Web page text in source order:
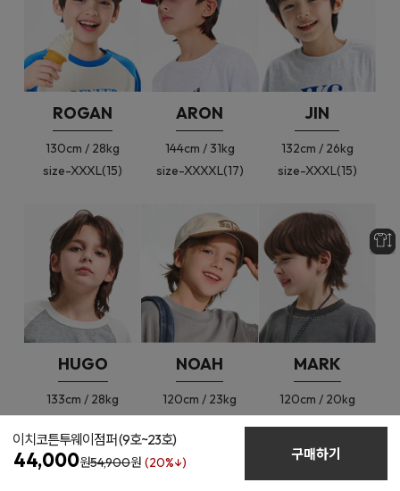
이치코튼투웨이점퍼(9호~23호)
44,000원54,900원 (20%↓) 구매하기
ROGAN
130cm / 28kg
size-XXXL(15)
ARON
144cm / 31kg
size-XXXXL(17)
JIN
132cm / 26kg
size-XXXL(15)
HUGO
133cm / 28kg
size-XXXL(15)
NOAH
120cm / 23kg
size-XL(11)
MARK
120cm / 20kg
size-XL(11)